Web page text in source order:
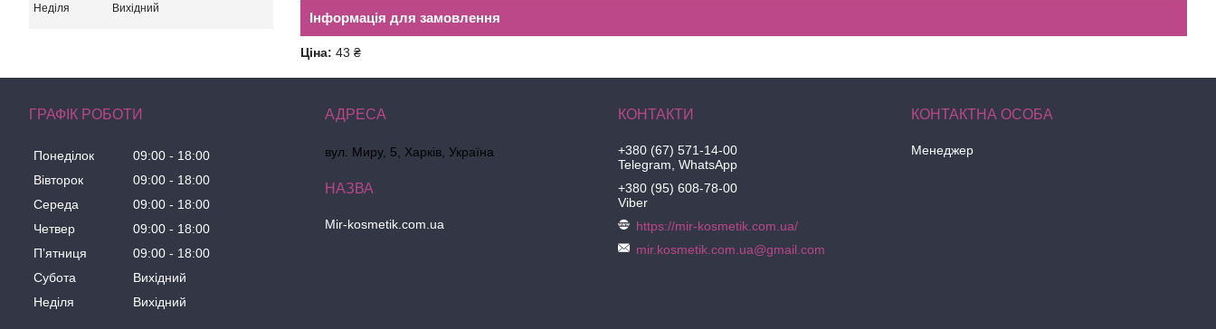
Інформація для замовлення
Ціна: 43 ₴
Неділя
Вихідний
ГРАФІК РОБОТИ
Понеділок 09:00
18:00
Вівторок
09:00
18:00
Середа
09:00
18:00
Четвер
09:00
18:00
Пʼятниця
09:00
18:00
Субота
Вихідний
Неділя
Вихідний
вул. Миру, 5, Харків, Україна
Mir-kosmetik.com.ua
+380 (67) 571-14-00
Telegram, WhatsApp
+380 (95) 608-78-00
Viber
https://mir-kosmetik.com.ua/
mir.kosmetik.com.ua@gmail.com
Менеджер